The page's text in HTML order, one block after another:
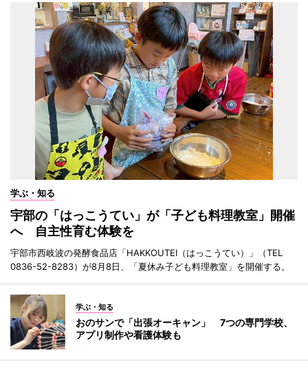
学ぶ・知る
宇部の「はっこうてい」が「子ども料理教室」開催
へ 自主性育む体験を
宇部市西岐波の発酵食品店「HAKKOUTEI（はっこうてい）」（TEL
0836-52-8283）が8月8日、「夏休み子ども料理教室」を開催する。
学ぶ・知る
おのサンで「出張オーキャン」 7つの専門学校、
アプリ制作や看護体験も